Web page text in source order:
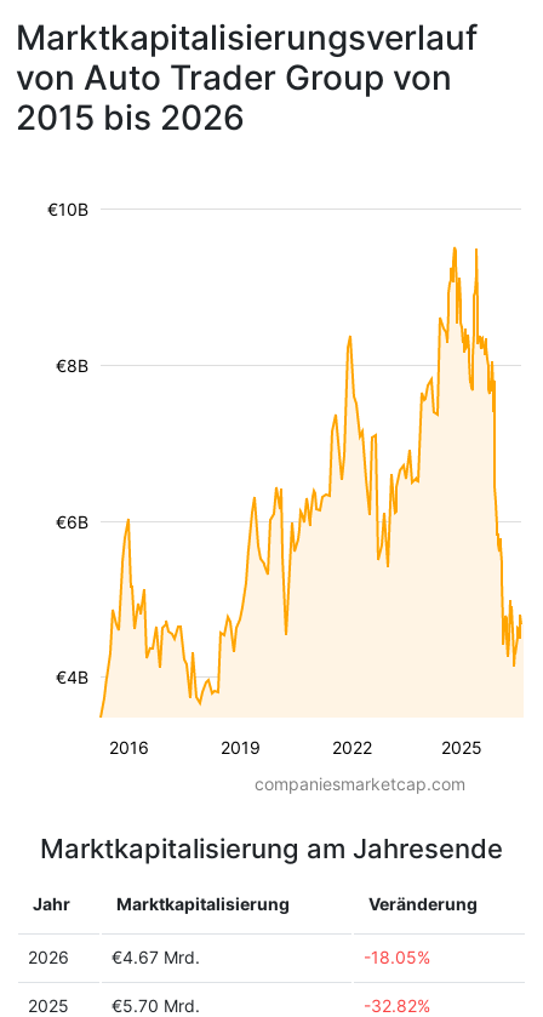
Marktkapitalisierungsverlauf
von Auto Trader Group von
2015 bis 2026
2016 2019 2022 2025
€4B
€6B
€8B
€10B
companiesmarketcap.com
Marktkapitalisierung am Jahresende
Jahr Marktkapitalisierung Veränderung
2026 €4.67 Mrd. -18.05%
2025 €5.70 Mrd. -32.82%